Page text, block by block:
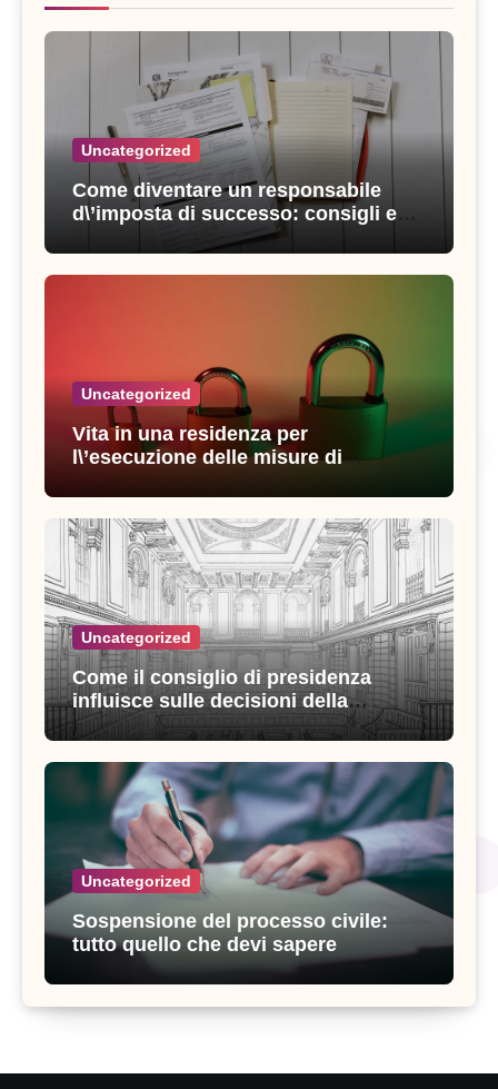
Uncategorized
Come diventare un responsabile
d\’imposta di successo: consigli e
strategie vincenti
Uncategorized
Vita in una residenza per
l\’esecuzione delle misure di
Uncategorized
Come il consiglio di presidenza
influisce sulle decisioni della
giustizia amministrativa
Uncategorized
Sospensione del processo civile:
tutto quello che devi sapere